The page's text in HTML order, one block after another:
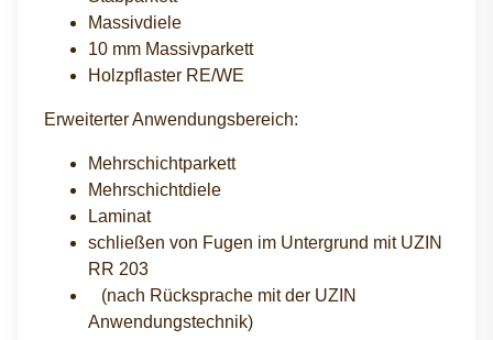
Massivdiele
10 mm Massivparkett
Holzpflaster RE/WE
Erweiterter Anwendungsbereich:
Mehrschichtparkett
Mehrschichtdiele
Laminat
schließen von Fugen im Untergrund mit UZIN
RR 203
(nach Rücksprache mit der UZIN
Anwendungstechnik)